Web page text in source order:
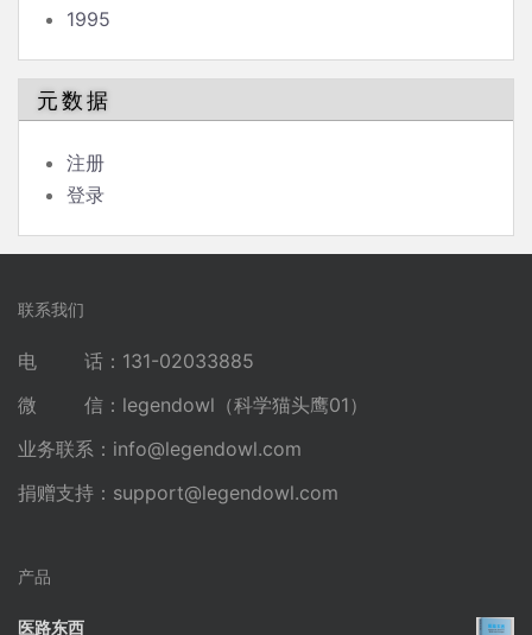
1995
元数据
注册
登录
联系我们
电 话：131-02033885
微 信：legendowl（科学猫头鹰01）
业务联系： info@legendowl.com
捐赠支持： support@legendowl.com
产品
医路东西